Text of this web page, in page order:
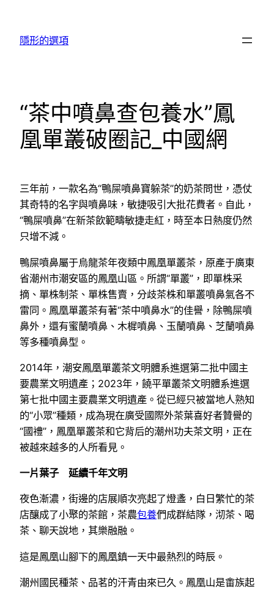
隱形的選項
“茶中噴鼻查包養水”鳳
凰單叢破圈記_中國網
三年前，一款名為“鴨屎噴鼻寶躲茶”的奶茶問世，憑仗
其奇特的名字與噴鼻味，敏捷吸引大批花費者。自此，
“鴨屎噴鼻”在新茶飲範疇敏捷走紅，時至本日熱度仍然
只增不減。
鴨屎噴鼻屬于烏龍茶年夜類中鳳凰單叢茶，原產于廣東
省潮州市潮安區的鳳凰山區。所謂“單叢”，即單株采
摘、單株制茶、單株售賣，分歧茶株和單叢噴鼻氣各不
雷同。鳳凰單叢茶有著“茶中噴鼻水”的佳譽，除鴨屎噴
鼻外，還有蜜蘭噴鼻、木樨噴鼻、玉蘭噴鼻、芝蘭噴鼻
等多種噴鼻型。
2014年，潮安鳳凰單叢茶文明體系進選第二批中國主
要農業文明遺產；2023年，饒平單叢茶文明體系進選
第七批中國主要農業文明遺產。從已經只被當地人熟知
的“小眾”種類，成為現在廣受國際外茶葉喜好者贊譽的
“國禮”，鳳凰單叢茶和它背后的潮州功夫茶文明，正在
被越來越多的人所看見。
一片葉子 延續千年文明
夜色漸濃，街邊的店展順次亮起了燈盞，白日繁忙的茶
店釀成了小聚的茶館，茶農包養們成群結隊，沏茶、喝
茶、聊天說地，其樂融融。
這是鳳凰山腳下的鳳凰鎮一天中最熱烈的時辰。
潮州國民種茶、品茗的汗青由來已久。鳳凰山是畬族起